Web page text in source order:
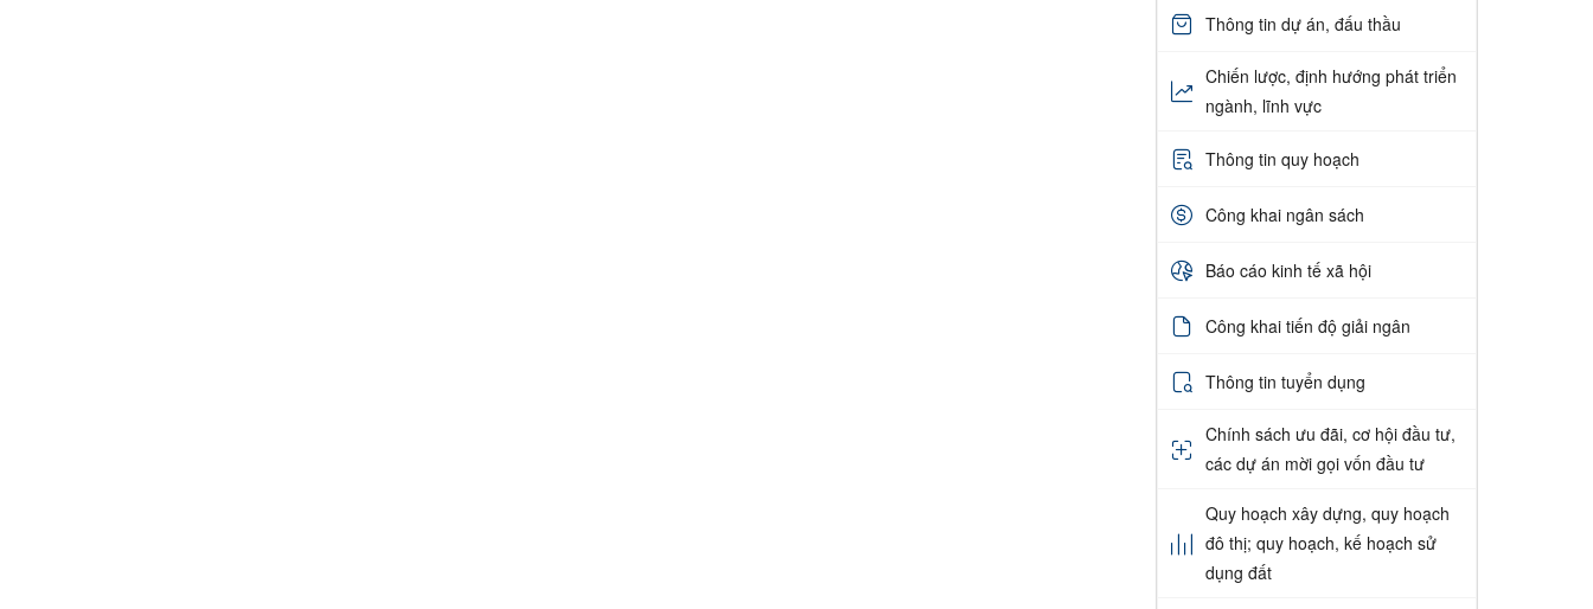
Thông tin dự án, đấu thầu
Chiến lược, định hướng phát triển
ngành, lĩnh vực
Thông tin quy hoạch
Công khai ngân sách
Báo cáo kinh tế xã hội
Công khai tiến độ giải ngân
Thông tin tuyển dụng
Chính sách ưu đãi, cơ hội đầu tư,
các dự án mời gọi vốn đầu tư
Quy hoạch xây dựng, quy hoạch
đô thị; quy hoạch, kế hoạch sử
dụng đất